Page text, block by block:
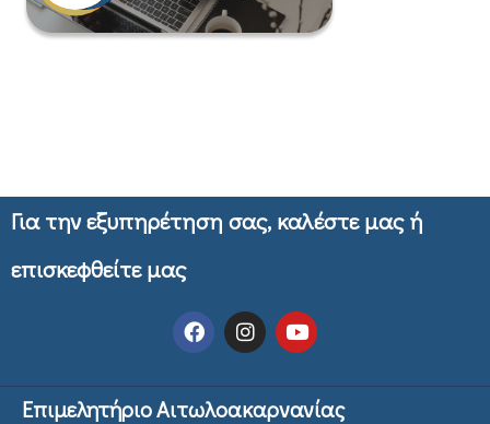
Για την εξυπηρέτηση σας, καλέστε μας ή
επισκεφθείτε μας
Επιμελητήριο Αιτωλοακαρνανίας